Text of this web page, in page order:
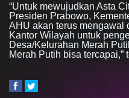
“Untuk mewujudkan Asta
Presiden Prabowo,
AHU akan terus mengawal
Kantor Wilayah untuk
Desa/Kelurahan Merah
Merah Putih bisa tercapai,”